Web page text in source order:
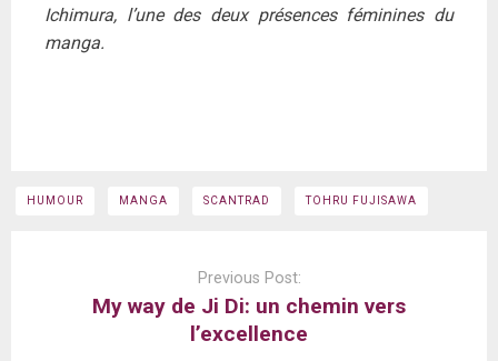
Ichimura, l’une des deux présences féminines du
manga.
HUMOUR MANGA SCANTRAD TOHRU FUJISAWA
Previous Post:
My way de Ji Di: un chemin vers
l’excellence